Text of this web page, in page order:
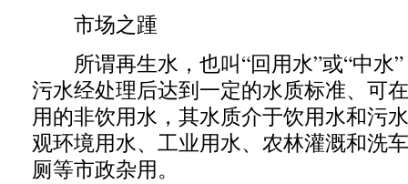
市场之踵
所谓再生水，也叫“回用水”或“中水”
污水经处理后达到一定的水质标准、可
用的非饮用水，其水质介于饮用水和污
观环境用水、工业用水、农林灌溉和洗
厕等市政杂用。